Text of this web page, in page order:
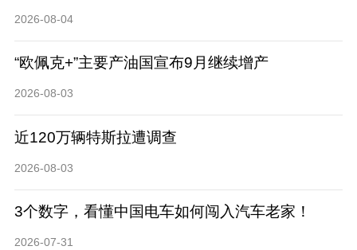
2026-08-04
“欧佩克+”主要产油国宣布9月继续增产
2026-08-03
近120万辆特斯拉遭调查
2026-08-03
3个数字，看懂中国电车如何闯入汽车老家！
2026-07-31